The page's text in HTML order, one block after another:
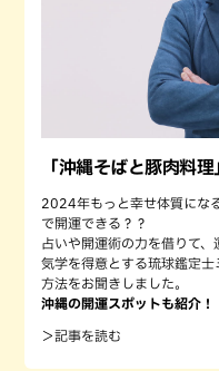
「沖縄そばと豚肉料
2024年もっと幸せ体質にな
で開運できる？？
占いや開運術の力を借りて
気学を得意とする琉球鑑定
方法をお聞きしました。
沖縄の開運スポットも紹介！
＞記事を読む